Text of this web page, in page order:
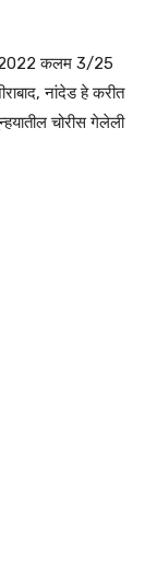
कलम 3/25
नांदेड हे करीत
चोरीस गेलेली